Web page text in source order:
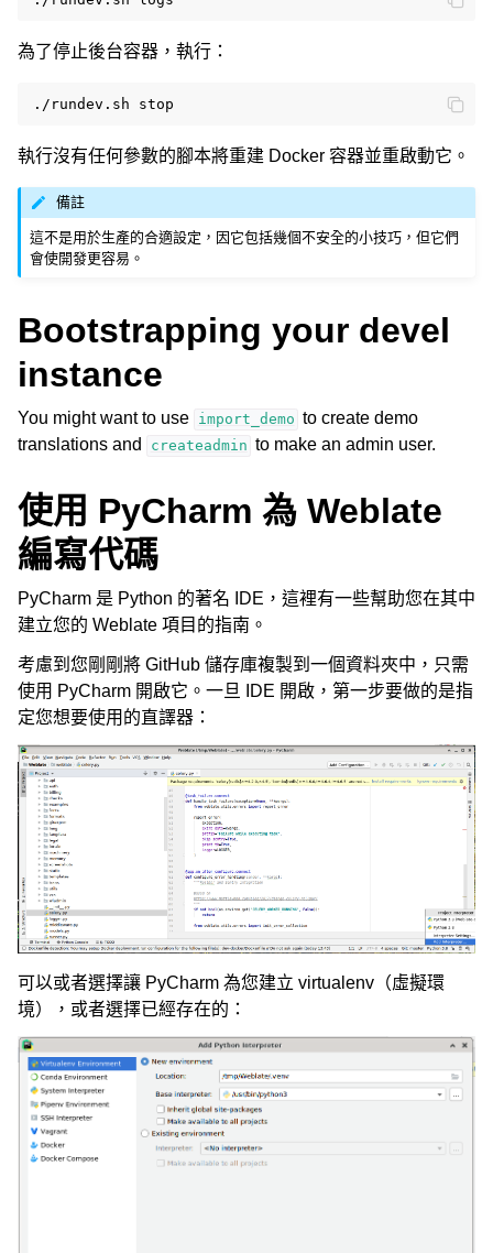
為了停止後台容器，執行：
./rundev.sh
執行沒有任何參數的腳本將重建 Docker 容器並重啟動它。
備註
這不是用於生產的合適設定，因它包括幾個不安全的小技巧，但它們
會使開發更容易。
Bootstrapping your devel
instance
You might want to use import_demo to create demo
translations and
createadmin to make an admin user.
使用 PyCharm 為 Weblate
編寫代碼
PyCharm 是 Python 的著名 IDE，這裡有一些幫助您在其中
建立您的 Weblate 項目的指南。
考慮到您剛剛將 GitHub 儲存庫複製到一個資料夾中，只需
使用 PyCharm 開啟它。一旦 IDE 開啟，第一步要做的是指
定您想要使用的直譯器：
可以或者選擇讓 PyCharm 為您建立 virtualenv（虛擬環
境），或者選擇已經存在的：